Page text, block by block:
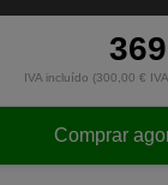
IVA incluído (300,00 €
Comprar